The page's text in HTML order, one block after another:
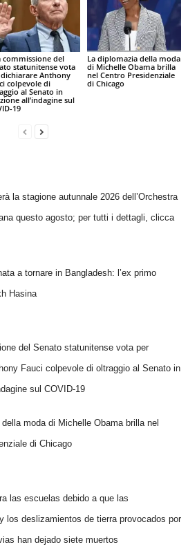
commissione del
statunitense vota
Anthony
colpevole di
al Senato in
all’indagine sul
19
La diplomazia della moda
di Michelle Obama brilla
nel Centro Presidenziale
di Chicago
la stagione autunnale 2026 dell’Orchestra
questo agosto; per tutti i dettagli, clicca
a tornare in Bangladesh: l’ex primo
Hasina
del Senato statunitense vota per
Fauci colpevole di oltraggio al Senato in
sul COVID-19
moda di Michelle Obama brilla nel
di Chicago
las escuelas debido a que las
los deslizamientos de tierra provocados por
han dejado siete muertos